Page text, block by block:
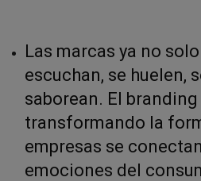
Las marcas ya no
escuchan, se huelen,
saborean. El
transformando la
empresas se
emociones del